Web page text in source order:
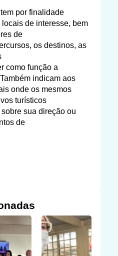
por finalidade
de interesse, bem
de
os destinos, as
como função a
indicam aos
onde os mesmos
turísticos
sua direção ou
de